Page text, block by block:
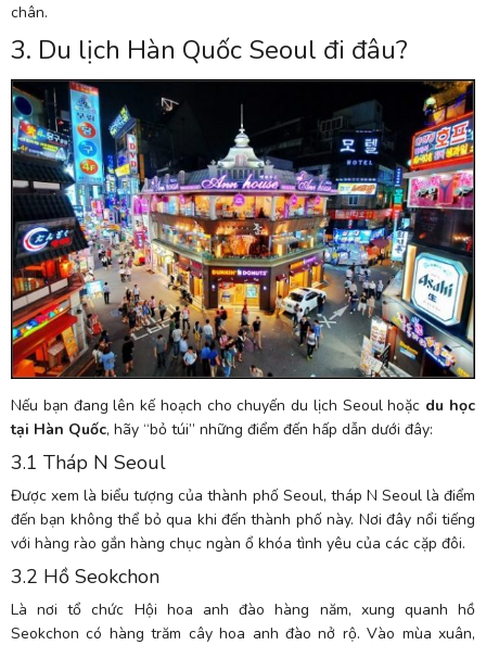
chân.
3. Du lịch Hàn Quốc Seoul đi đâu?
Nếu bạn đang lên kế hoạch cho chuyến du lịch Seoul hoặc du học
tại Hàn Quốc, hãy “bỏ túi” những điểm đến hấp dẫn dưới đây:
3.1 Tháp N Seoul
Được xem là biểu tượng của thành phố Seoul, tháp N Seoul là điểm
đến bạn không thể bỏ qua khi đến thành phố này. Nơi đây nổi tiếng
với hàng rào gắn hàng chục ngàn ổ khóa tình yêu của các cặp đôi.
3.2 Hồ Seokchon
Là nơi tổ chức Hội hoa anh đào hàng năm, xung quanh hồ
Seokchon có hàng trăm cây hoa anh đào nở rộ. Vào mùa xuân,